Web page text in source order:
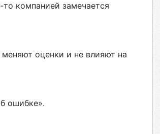
компанией замечается
оценки и не влияют на
ошибке».